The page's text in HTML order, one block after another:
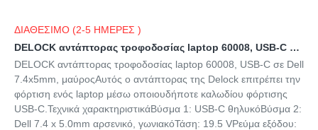
ΔΙΑΘΕΣΙΜΟ (2-5 ΗΜΕΡΕΣ )
DELOCK αντάπτορας τροφοδοσίας laptop 60008, USB-C σε Dell 7.4x5mm, μαύρος
DELOCK αντάπτορας τροφοδοσίας laptop 60008, USB-C σε Dell
7.4x5mm, μαύροςΑυτός ο αντάπτορας της Delock επιτρέπει την
φόρτιση ενός laptop μέσω οποιουδήποτε καλωδίου φόρτισης
USB-C.Τεχνικά χαρακτηριστικάΒύσμα 1: USB-C θηλυκόΒύσμα 2:
Dell 7.4 x 5.0mm αρσενικό, γωνιακόΤάση: 19.5 VΡεύμα εξόδου: